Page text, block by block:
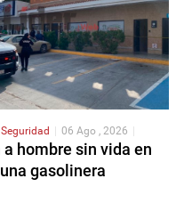
Seguridad 06 Ago , 2026
hombre sin vida en
gasolinera